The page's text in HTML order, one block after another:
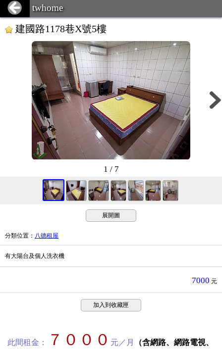
twhome
建國路1178巷X號5樓
1 / 7
展開圖
分類位置 ： 八德租屋
有大陽台及個人洗衣機
7000 元
加入到收藏匣
此間租金： ７０００ 元／月
（含網路、網路電視、